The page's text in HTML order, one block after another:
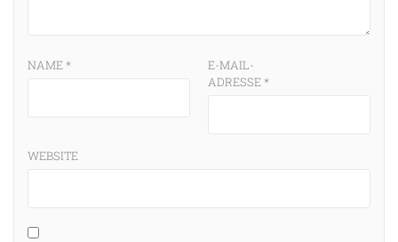
NAME*
E-MAIL-
ADRESSE*
WEBSITE